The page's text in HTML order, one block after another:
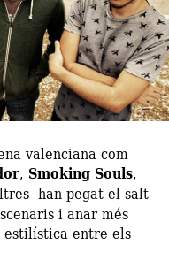
valenciana com
, Smoking Souls,
han pegat el salt
i anar més
entre els